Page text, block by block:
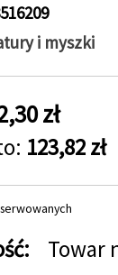
i myszki
zł
123,82 zł
Towar